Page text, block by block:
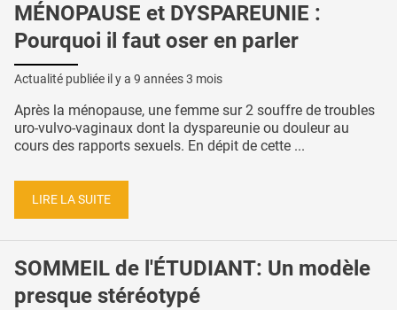
MÉNOPAUSE et DYSPAREUNIE :
Pourquoi il faut oser en parler
Actualité publiée il y a 9 années 3 mois
Après la ménopause, une femme sur 2 souffre de troubles
uro-vulvo-vaginaux dont la dyspareunie ou douleur au
cours des rapports sexuels. En dépit de cette ...
LIRE LA SUITE
SOMMEIL de l'ÉTUDIANT: Un modèle
presque stéréotypé